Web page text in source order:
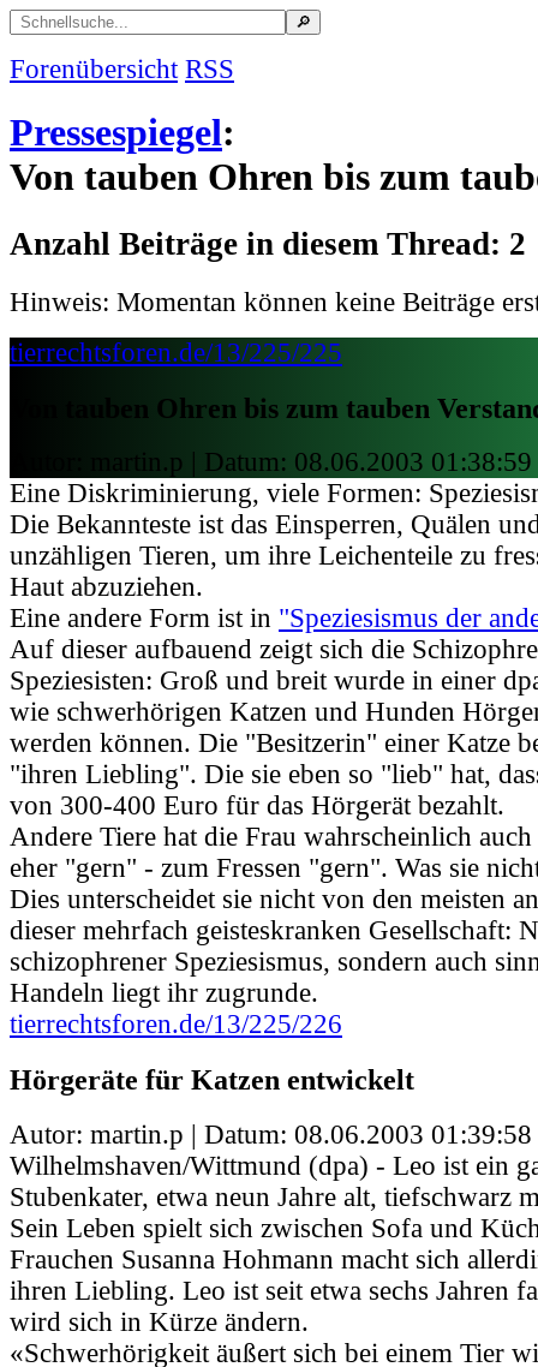
Forenübersicht RSS
Pressespiegel:
Von tauben Ohren bis zum
Anzahl Beiträge in diesem Thread: 2
Hinweis: Momentan können keine Beiträge
tierrechtsforen.de/13/225/225
Von tauben Ohren bis zum tauben
Autor: martin.p | Datum: 08.06.2003 01:38:59
Eine Diskriminierung, viele Formen:
Die Bekannteste ist das Einsperren, Quälen
unzähligen Tieren, um ihre Leichenteile zu
Haut abzuziehen.
Eine andere Form ist in "Speziesismus der
Auf dieser aufbauend zeigt sich die
Speziesisten: Groß und breit wurde in einer
wie schwerhörigen Katzen und Hunden
werden können. Die "Besitzerin" einer Katze
"ihren Liebling". Die sie eben so "lieb" hat,
von 300-400 Euro für das Hörgerät bezahlt.
Andere Tiere hat die Frau wahrscheinlich
eher "gern" - zum Fressen "gern". Was sie
Dies unterscheidet sie nicht von den meisten
dieser mehrfach geisteskranken Gesellschaft:
schizophrener Speziesismus, sondern auch
Handeln liegt ihr zugrunde.
tierrechtsforen.de/13/225/226
Hörgeräte für Katzen entwickelt
Autor: martin.p | Datum: 08.06.2003 01:39:58
Wilhelmshaven/Wittmund (dpa) - Leo ist ein
Stubenkater, etwa neun Jahre alt, tiefschwarz
Sein Leben spielt sich zwischen Sofa und
Frauchen Susanna Hohmann macht sich
ihren Liebling. Leo ist seit etwa sechs Jahren
wird sich in Kürze ändern.
«Schwerhörigkeit äußert sich bei einem Tier